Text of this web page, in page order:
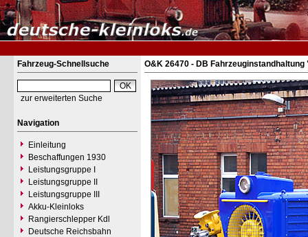
Fahrzeug-Schnellsuche
zur erweiterten Suche
Navigation
Einleitung
Beschaffungen 1930
Leistungsgruppe I
Leistungsgruppe II
Leistungsgruppe III
Akku-Kleinloks
Rangierschlepper Kdl
Deutsche Reichsbahn
O&K 26470 - DB Fahrzeuginstandhaltung